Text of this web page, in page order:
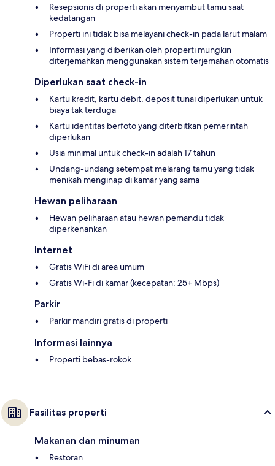
Resepsionis di properti akan menyambut tamu saat
kedatangan
Properti ini tidak bisa melayani check-in pada larut malam
Informasi yang diberikan oleh properti mungkin
diterjemahkan menggunakan sistem terjemahan otomatis
Diperlukan saat check-in
Kartu kredit, kartu debit, deposit tunai diperlukan untuk
biaya tak terduga
Kartu identitas berfoto yang diterbitkan pemerintah
diperlukan
Usia minimal untuk check-in adalah 17 tahun
Undang-undang setempat melarang tamu yang tidak
menikah menginap di kamar yang sama
Hewan peliharaan
Hewan peliharaan atau hewan pemandu tidak
diperkenankan
Internet
Gratis WiFi di area umum
Gratis Wi-Fi di kamar (kecepatan: 25+ Mbps)
Parkir
Parkir mandiri gratis di properti
Informasi lainnya
Properti bebas-rokok
Fasilitas properti
Makanan dan minuman
Restoran